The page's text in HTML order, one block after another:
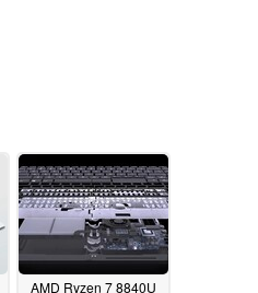
AMD Ryzen 7 8840U